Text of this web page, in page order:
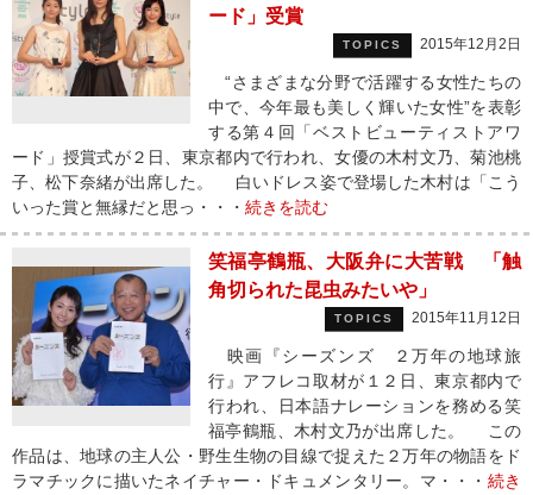
ード」受賞
TOPICS 2015年12月2日
“さまざまな分野で活躍する女性たちの
中で、今年最も美しく輝いた女性”を表彰
する第４回「ベストビューティストアワ
ード」授賞式が２日、東京都内で行われ、女優の木村文乃、菊池桃
子、松下奈緒が出席した。 白いドレス姿で登場した木村は「こう
いった賞と無縁だと思っ・・・ 続きを読む
笑福亭鶴瓶、大阪弁に大苦戦 「触
角切られた昆虫みたいや」
TOPICS 2015年11月12日
映画『シーズンズ ２万年の地球旅
行』アフレコ取材が１２日、東京都内で
行われ、日本語ナレーションを務める笑
福亭鶴瓶、木村文乃が出席した。 この
作品は、地球の主人公・野生生物の目線で捉えた２万年の物語をド
ラマチックに描いたネイチャー・ドキュメンタリー。マ・・・ 続き